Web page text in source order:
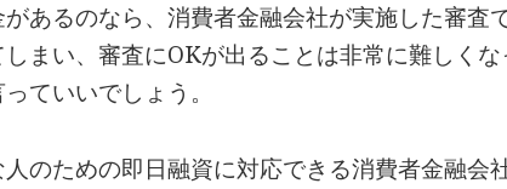
あるのなら、消費者金融会社が実施した審査
まい、審査にOKが出ることは非常に難しくな
ていいでしょう。
のための即日融資に対応できる消費者金融会